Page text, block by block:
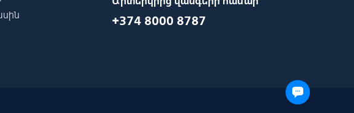
+374 8000 8787